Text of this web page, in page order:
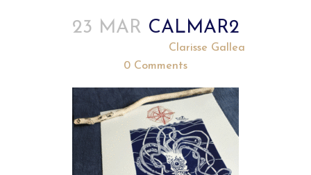
23 MAR CALMAR2
Clarisse Gallea
0 Comments